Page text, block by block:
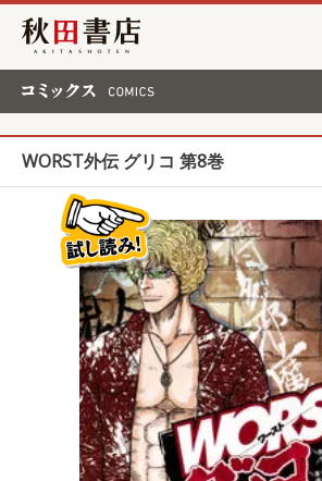
秋田書店
WORST外伝 グリコ 第8巻